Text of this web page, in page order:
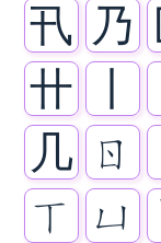
卂 乃
卄
几 ㄖ
ㄒ
ㄩ